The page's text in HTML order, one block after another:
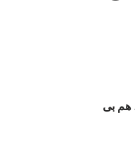
هم بی